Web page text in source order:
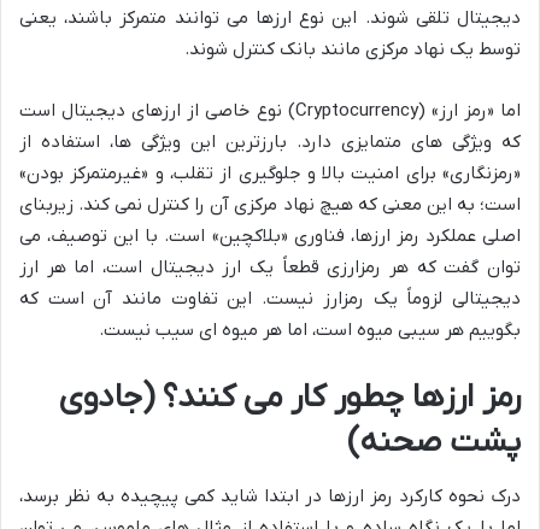
دیجیتال تلقی شوند. این نوع ارزها می توانند متمرکز باشند، یعنی
توسط یک نهاد مرکزی مانند بانک کنترل شوند.
اما «رمز ارز» (Cryptocurrency) نوع خاصی از ارزهای دیجیتال است
که ویژگی های متمایزی دارد. بارزترین این ویژگی ها، استفاده از
«رمزنگاری» برای امنیت بالا و جلوگیری از تقلب، و «غیرمتمرکز بودن»
است؛ به این معنی که هیچ نهاد مرکزی آن را کنترل نمی کند. زیربنای
اصلی عملکرد رمز ارزها، فناوری «بلاکچین» است. با این توصیف، می
توان گفت که هر رمزارزی قطعاً یک ارز دیجیتال است، اما هر ارز
دیجیتالی لزوماً یک رمزارز نیست. این تفاوت مانند آن است که
بگوییم هر سیبی میوه است، اما هر میوه ای سیب نیست.
رمز ارزها چطور کار می کنند؟ (جادوی
پشت صحنه)
درک نحوه کارکرد رمز ارزها در ابتدا شاید کمی پیچیده به نظر برسد،